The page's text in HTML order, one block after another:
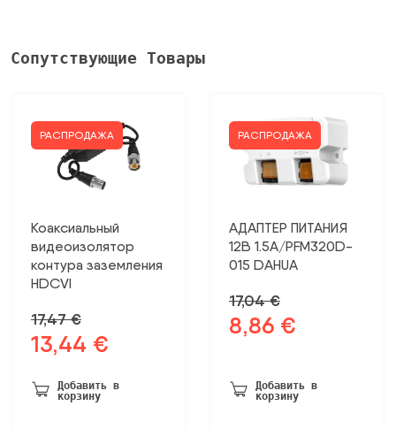
Сопутствующие Товары
РАСПРОДАЖА
Коаксиальный
видеоизолятор
контура заземления
HDCVI
17,47€
Первоначальная
была:
17,47 €.
13,44 €
13,44 €.
Добавить в
корзину
РАСПРОДАЖА
АДАПТЕР ПИТАНИЯ
12В 1.5А/PFM320D-
015 DAHUA
17,04€
Первоначальная
17,04 €.
8,86 €
Добавить в
корзину